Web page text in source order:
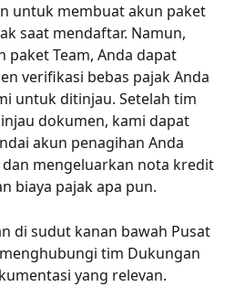
untuk membuat akun paket
saat mendaftar. Namun,
paket Team, Anda dapat
verifikasi bebas pajak Anda
untuk ditinjau. Setelah tim
dokumen, kami dapat
akun penagihan Anda
mengeluarkan nota kredit
biaya pajak apa pun.
di sudut kanan bawah Pusat
tim Dukungan
yang relevan.